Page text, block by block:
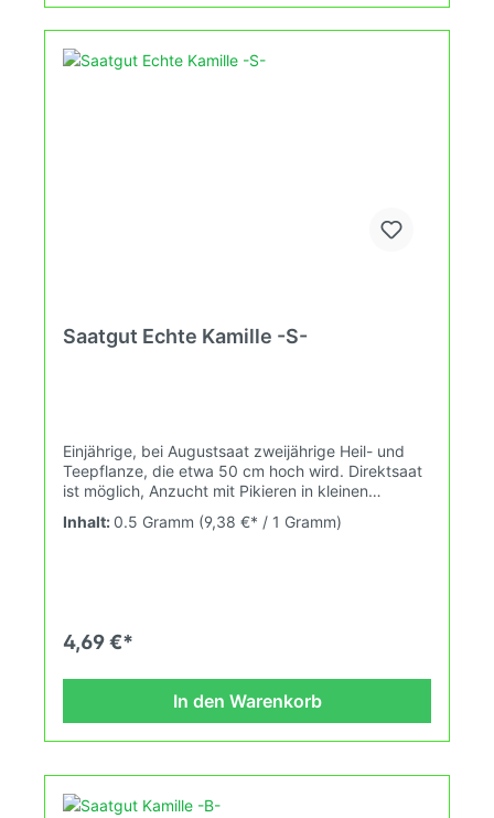
Saatgut Echte Kamille -S-
Einjährige, bei Augustsaat zweijährige Heil- und
Teepflanze, die etwa 50 cm hoch wird. Direktsaat
ist möglich, Anzucht mit Pikieren in kleinen
Büscheln und späteres Verpflanzen ist jedoch sehr
zu empfehlen.
Inhalt: 0.5 Gramm (9,38 €* / 1 Gramm)
4,69 €*
In den Warenkorb